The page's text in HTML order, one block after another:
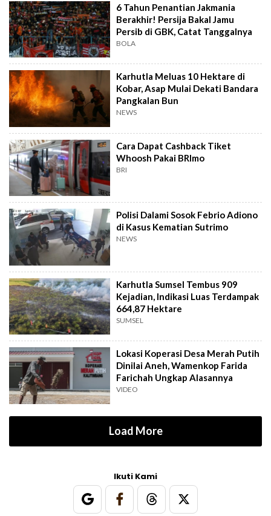
6 Tahun Penantian Jakmania
Berakhir! Persija Bakal Jamu
Persib di GBK, Catat Tanggalnya
BOLA
Karhutla Meluas 10 Hektare di
Kobar, Asap Mulai Dekati Bandara
Pangkalan Bun
NEWS
Cara Dapat Cashback Tiket
Whoosh Pakai BRImo
BRI
Polisi Dalami Sosok Febrio Adiono
di Kasus Kematian Sutrimo
NEWS
Karhutla Sumsel Tembus 909
Kejadian, Indikasi Luas Terdampak
664,87 Hektare
SUMSEL
Lokasi Koperasi Desa Merah Putih
Dinilai Aneh, Wamenkop Farida
Farichah Ungkap Alasannya
VIDEO
Load More
Ikuti Kami